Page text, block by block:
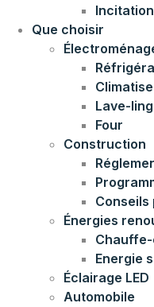
Que choisir
Lave-
Four
Construction
Énergies
Energie
Éclairage LED
Automobile